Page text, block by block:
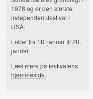
1978 og er den største
independent-festival i
USA.
Løber fra 18. januar til 28.
januar.
Læs mere på festivalens
hjemmeside.